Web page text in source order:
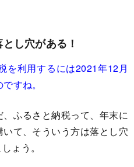
し穴がある！
利用するには2021年12月
すね。
ふるさと納税って、年末に
て、そういう方は落とし穴
ょう。